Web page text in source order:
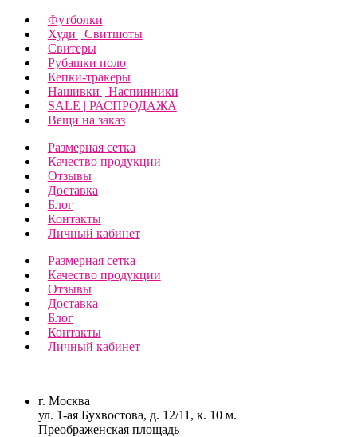
Футболки
Худи | Свитшоты
Свитеры
Рубашки поло
Кепки-тракеры
Нашивки | Наспинники
SALE | РАСПРОДАЖА
Вещи на заказ
Размерная сетка
Качество продукции
Отзывы
Доставка
Блог
Контакты
Личный кабинет
Размерная сетка
Качество продукции
Отзывы
Доставка
Блог
Контакты
Личный кабинет
г. Москва
ул. 1-ая Бухвостова, д. 12/11, к. 10 м.
Преображенская площадь